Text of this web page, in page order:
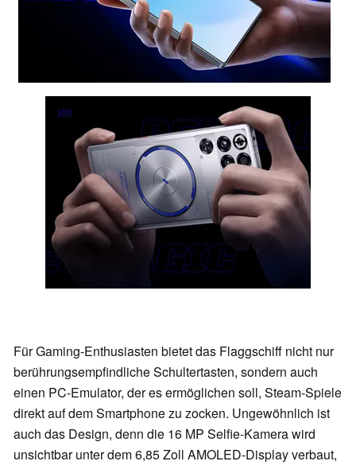
Für Gaming-Enthusiasten bietet das Flaggschiff nicht nur
berührungsempfindliche Schultertasten, sondern auch
einen PC-Emulator, der es ermöglichen soll, Steam-Spiele
direkt auf dem Smartphone zu zocken. Ungewöhnlich ist
auch das Design, denn die 16 MP Selfie-Kamera wird
unsichtbar unter dem 6,85 Zoll AMOLED-Display verbaut,